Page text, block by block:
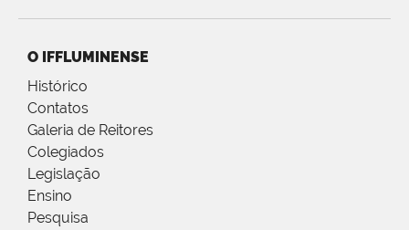
O IFFLUMINENSE
Histórico
Contatos
Galeria de Reitores
Colegiados
Legislação
Ensino
Pesquisa